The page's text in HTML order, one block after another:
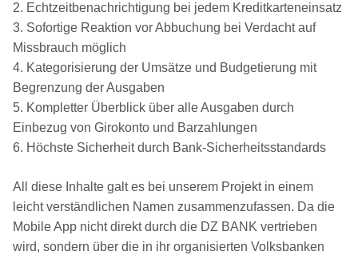
2. Echtzeitbenachrichtigung bei jedem Kreditkarteneinsatz
3. Sofortige Reaktion vor Abbuchung bei Verdacht auf
Missbrauch möglich
4. Kategorisierung der Umsätze und Budgetierung mit
Begrenzung der Ausgaben
5. Kompletter Überblick über alle Ausgaben durch
Einbezug von Girokonto und Barzahlungen
6. Höchste Sicherheit durch Bank-Sicherheitsstandards
All diese Inhalte galt es bei unserem Projekt in einem
leicht verständlichen Namen zusammenzufassen. Da die
Mobile App nicht direkt durch die DZ BANK vertrieben
wird, sondern über die in ihr organisierten Volksbanken